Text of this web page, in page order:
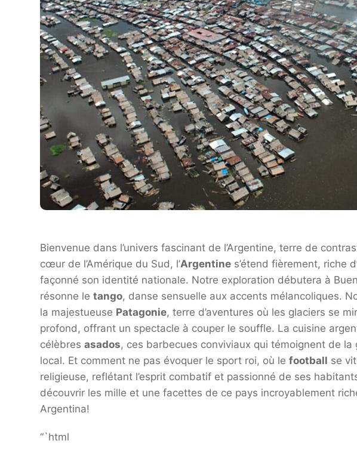
Bienvenue dans l’univers fascinant de l’Argentine, terre de
cœur de l’Amérique du Sud, l’Argentine s’étend fièrement, riche
façonné son identité nationale. Notre exploration débutera à
résonne le tango, danse sensuelle aux accents mélancoliques.
la majestueuse Patagonie, terre d’aventures où les glaciers se
profond, offrant un spectacle à couper le souffle. La cuisine
célèbres asados, ces barbecues conviviaux qui témoignent de la
local. Et comment ne pas évoquer le sport roi, où le football se
religieuse, reflétant l’esprit combatif et passionné de ses
découvrir les mille et une facettes de ce pays incroyablement
Argentina!
“`html